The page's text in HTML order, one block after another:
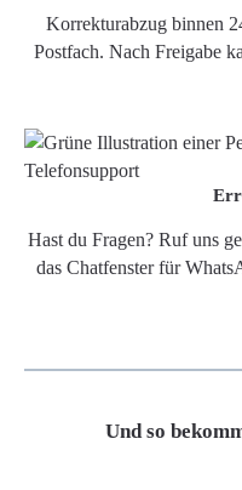
Korrekturabzug binnen
Postfach. Nach Freigabe
Hast du Fragen? Ruf uns
das Chatfenster für
Und so